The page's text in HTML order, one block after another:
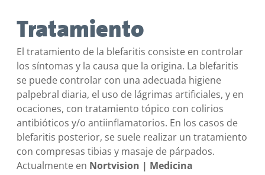
Tratamiento
El tratamiento de la blefaritis consiste en controlar
los síntomas y la causa que la origina. La blefaritis
se puede controlar con una adecuada higiene
palpebral diaria, el uso de lágrimas artificiales, y en
ocaciones, con tratamiento tópico con colirios
antibióticos y/o antiinflamatorios. En los casos de
blefaritis posterior, se suele realizar un tratamiento
con compresas tibias y masaje de párpados.
Actualmente en Nortvision | Medicina